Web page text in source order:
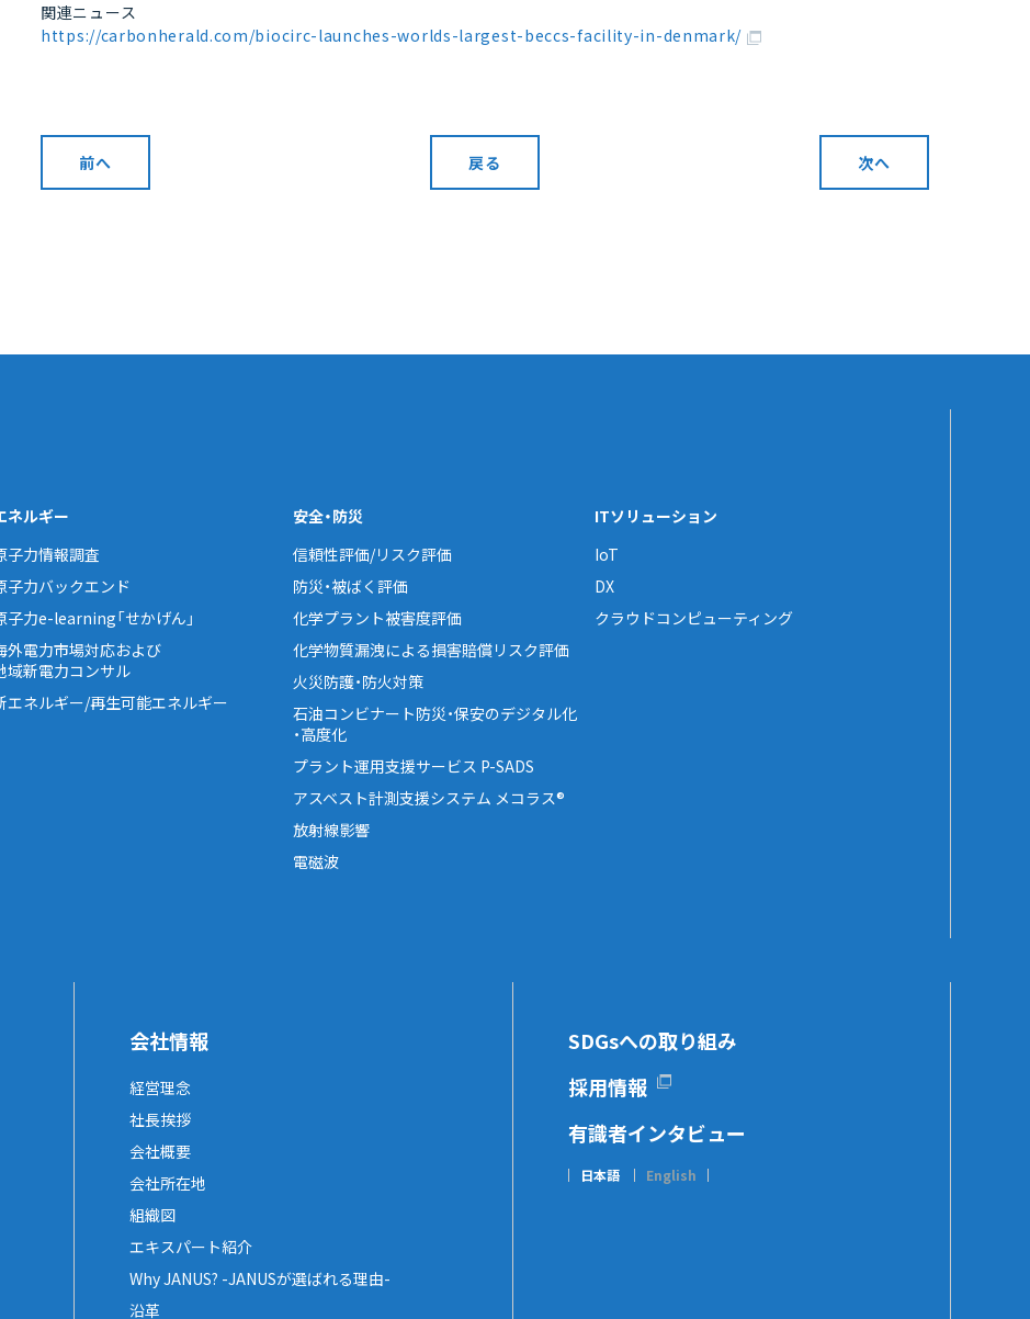
関連ニュース
https://carbonherald.com/biocirc-launches-worlds-largest-beccs-facility-in-denmark/
前へ 戻る 次へ
ネルギー
子力情報調査
子力バックエンド
子力e-learning「せかげん」
外電力市場対応および
域新電力コンサル
エネルギー/再生可能エネルギー
安全・防災
信頼性評価/リスク評価
防災・被ばく評価
化学プラント被害度評価
化学物質漏洩による損害賠償リスク評価
火災防護・防火対策
石油コンビナート防災・保安のデジタル化
・高度化
プラント運用支援サービス P-SADS
アスベスト計測支援システム メコラス®
放射線影響
電磁波
ITソリューション
IoT
DX
クラウドコンピューティング
会社情報
経営理念
社長挨拶
会社概要
会社所在地
組織図
エキスパート紹介
Why JANUS? -JANUSが選ばれる理由-
沿革
SDGsへの取り組み
採用情報
有識者インタビュー
日本語 English